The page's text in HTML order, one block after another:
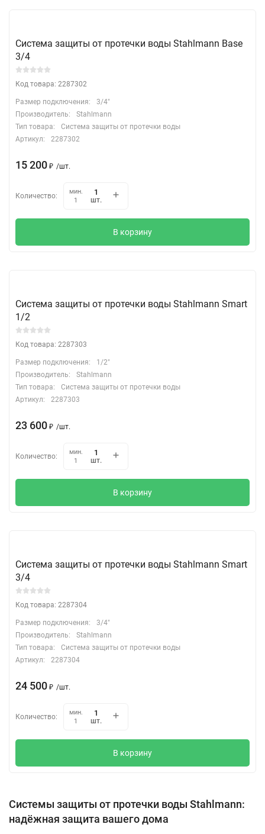
Система защиты от протечки воды Stahlmann Base
3/4
Код товара: 2287302
Размер подключения:
3/4"
Производитель:
Stahlmann
Тип товара:
Система защиты от протечки воды
Артикул:
2287302
15 200 ₽ /шт.
Количество:
мин.
1
шт.
В корзину
Система защиты от протечки воды Stahlmann Smart
1/2
Код товара: 2287303
Размер подключения:
1/2"
Производитель:
Stahlmann
Тип товара:
Система защиты от протечки воды
Артикул:
2287303
23 600 ₽ /шт.
Количество:
мин.
1
шт.
В корзину
Система защиты от протечки воды Stahlmann Smart
3/4
Код товара: 2287304
Размер подключения:
3/4"
Производитель:
Stahlmann
Тип товара:
Система защиты от протечки воды
Артикул:
2287304
24 500 ₽ /шт.
Количество:
мин.
1
шт.
В корзину
Системы защиты от протечки воды Stahlmann:
надёжная защита вашего дома